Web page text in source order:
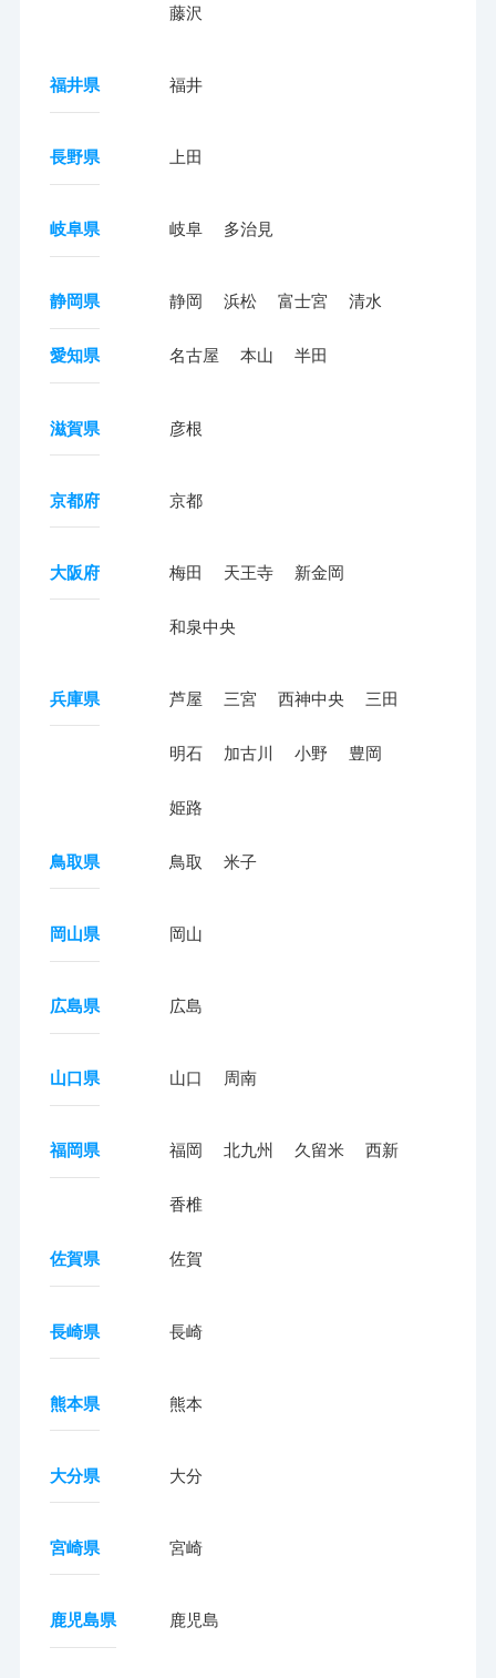
藤沢
福井県 福井
長野県 上田
岐阜県 岐阜 多治見
静岡県 静岡 浜松 富士宮 清水
愛知県 名古屋 本山 半田
滋賀県 彦根
京都府 京都
大阪府 梅田 天王寺 新金岡
和泉中央
兵庫県 芦屋 三宮 西神中央 三田
明石 加古川 小野 豊岡
姫路
鳥取県 鳥取 米子
岡山県 岡山
広島県 広島
山口県 山口 周南
福岡県 福岡 北九州 久留米 西新
香椎
佐賀県 佐賀
長崎県 長崎
熊本県 熊本
大分県 大分
宮崎県 宮崎
鹿児島県 鹿児島